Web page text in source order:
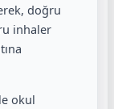
doğru
inhaler
okul